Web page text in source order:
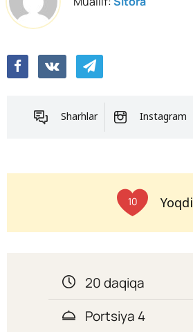
Sharhlar Instagram
10 Yoqdi
20 daqiqa
Portsiya 4